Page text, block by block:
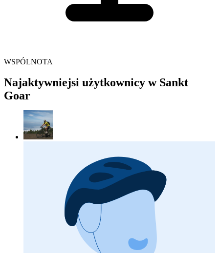
WSPÓLNOTA
Najaktywniejsi użytkownicy w Sankt
Goar